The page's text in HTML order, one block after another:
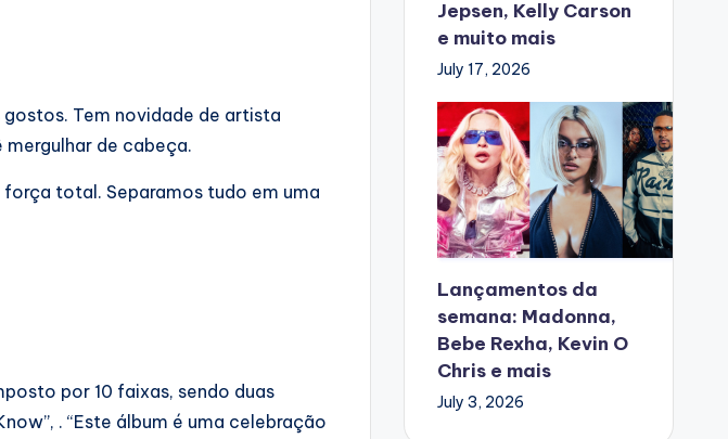
Tem novidade de artista
de cabeça.
total. Separamos tudo em uma
por 10 faixas, sendo duas
. “Este álbum é uma celebração
Jepsen, Kelly Carson
e muito mais
July 17, 2026
Lançamentos da
semana: Madonna,
Bebe Rexha, Kevin O
Chris e mais
July 3, 2026